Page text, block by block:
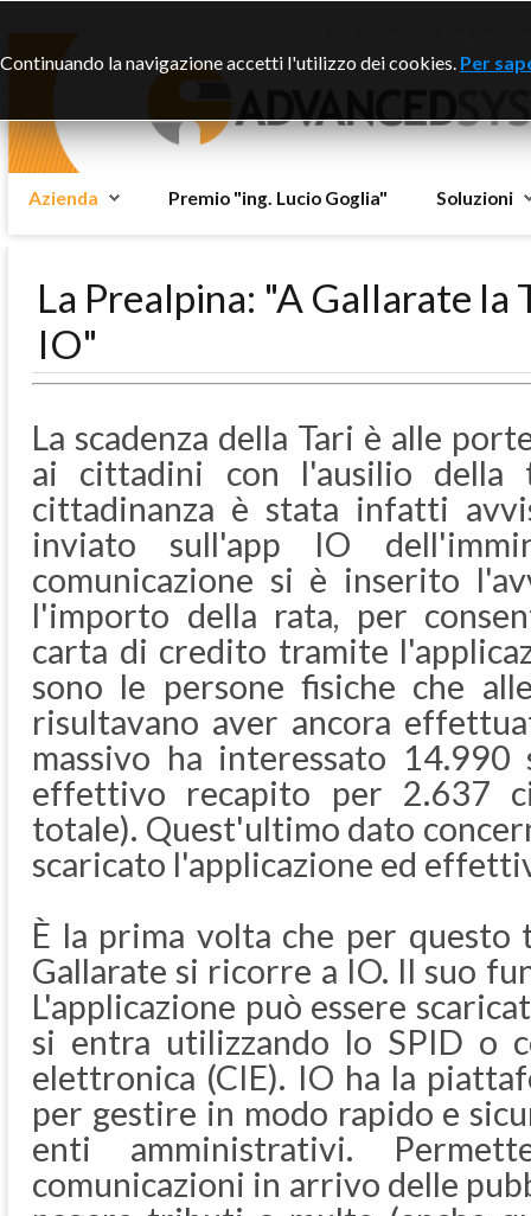
Azienda Premio "ing. Lucio Goglia" Soluzioni
La Prealpina: "A Gallarate la
IO"
La scadenza della Tari è alle
ai cittadini con l'ausilio della
cittadinanza è stata infatti
inviato sull'app IO
comunicazione si è inserito
l'importo della rata, per
carta di credito tramite
sono le persone fisiche che
risultavano aver ancora
massivo ha interessato
effettivo recapito per 2.637
totale). Quest'ultimo dato
scaricato l'applicazione ed
È la prima volta che per questo
Gallarate si ricorre a IO. Il suo
L'applicazione può essere
si entra utilizzando lo SPID o
elettronica (CIE). IO ha la
per gestire in modo rapido e
enti amministrativi.
comunicazioni in arrivo delle
Continuando la navigazione accetti l'utilizzo dei cookies. Per